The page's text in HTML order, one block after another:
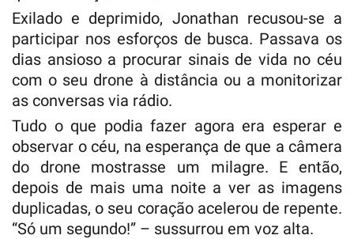
Exilado e deprimido, Jonathan recusou-se a
participar nos esforços de busca. Passava os
dias ansioso a procurar sinais de vida no céu
com o seu drone à distância ou a monitorizar
as conversas via rádio.
Tudo o que podia fazer agora era esperar e
observar o céu, na esperança de que a câmera
do drone mostrasse um milagre. E então,
depois de mais uma noite a ver as imagens
duplicadas, o seu coração acelerou de repente.
“Só um segundo!” – sussurrou em voz alta.